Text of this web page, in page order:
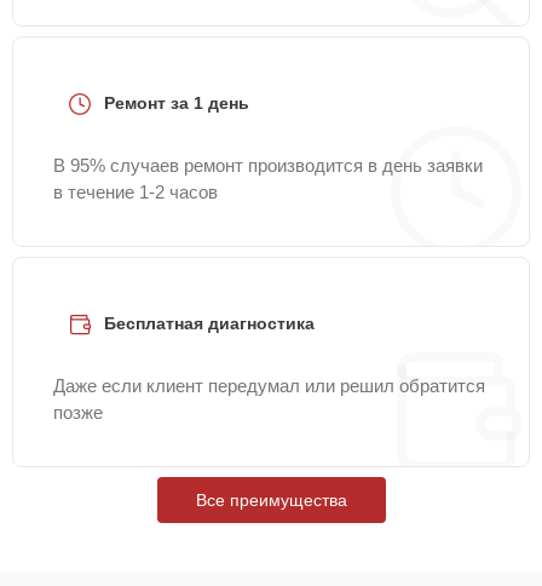
Ремонт за 1 день
В 95% случаев ремонт производится в день заявки
в течение 1-2 часов
Бесплатная диагностика
Даже если клиент передумал или решил обратится
позже
Все преимущества